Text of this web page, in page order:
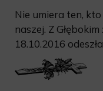
Nie umiera ten,
naszej. Z
18.10.2016